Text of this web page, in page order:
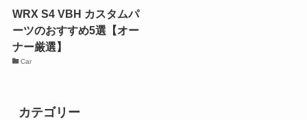
WRX S4 VBH カスタムパ
ーツのおすすめ5選【オー
ナー厳選】
Car
カテゴリー